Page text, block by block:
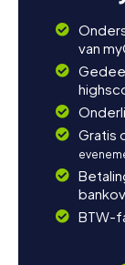
van
Gratis
BTW-